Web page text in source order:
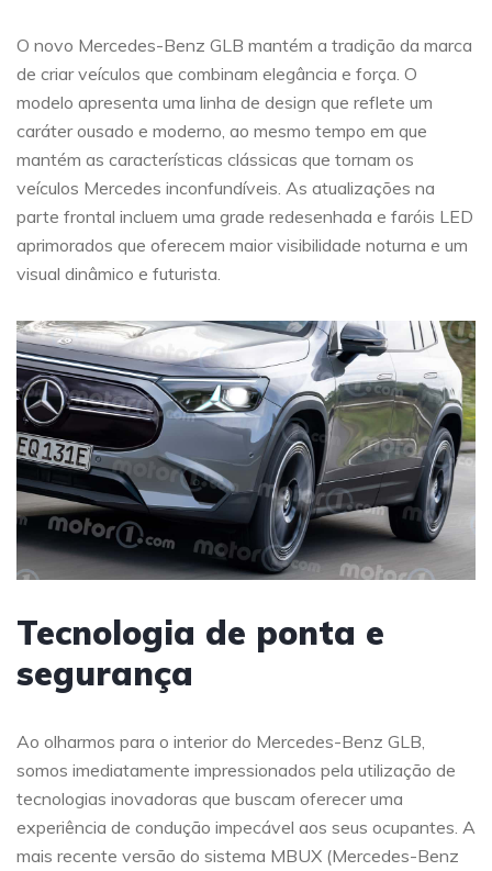
O novo Mercedes-Benz GLB mantém a tradição da marca
de criar veículos que combinam elegância e força. O
modelo apresenta uma linha de design que reflete um
caráter ousado e moderno, ao mesmo tempo em que
mantém as características clássicas que tornam os
veículos Mercedes inconfundíveis. As atualizações na
parte frontal incluem uma grade redesenhada e faróis LED
aprimorados que oferecem maior visibilidade noturna e um
visual dinâmico e futurista.
Tecnologia de ponta e
segurança
Ao olharmos para o interior do Mercedes-Benz GLB,
somos imediatamente impressionados pela utilização de
tecnologias inovadoras que buscam oferecer uma
experiência de condução impecável aos seus ocupantes. A
mais recente versão do sistema MBUX (Mercedes-Benz